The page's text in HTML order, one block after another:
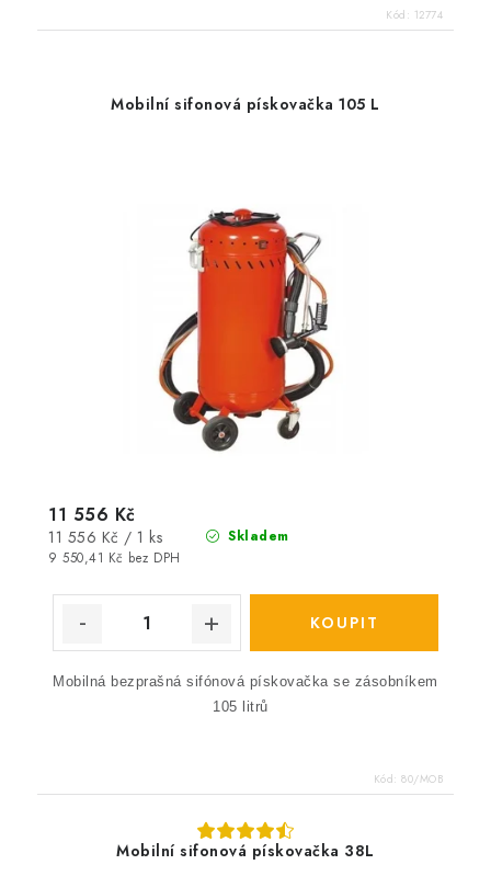
Kód: 12774
Mobilní sifonová pískovačka 105 L
Skladem
9 550,41 Kč bez DPH
11 556 Kč
Měrná
cena:
11 556 Kč / 1 ks
Mobilná bezprašná sifónová pískovačka se zásobníkem
105 litrů
Kód: 80/MOB
Mobilní sifonová pískovačka 38L